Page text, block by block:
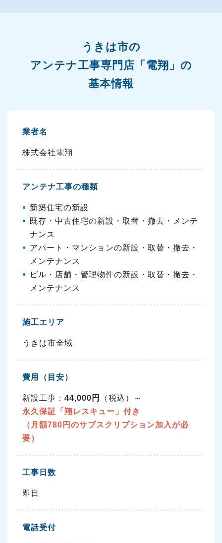
うきは市の
アンテナ工事専門店「電翔」の
基本情報
業者名
株式会社電翔
アンテナ工事の種類
新築住宅の新設
既存・中古住宅の新設・取替・撤去・メンテ
ナンス
アパート・マンションの新設・取替・撤去・
メンテナンス
ビル・店舗・管理物件の新設・取替・撤去・
メンテナンス
施工エリア
うきは市全域
費用（目安）
新設工事： 44,000円
（税込）～
永久保証「翔レスキュー」付き
（月額780円のサブスクリプション加入が必
要）
工事日数
即日
電話受付